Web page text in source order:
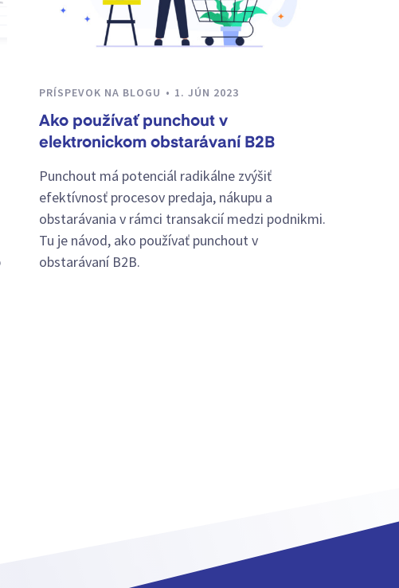
PRÍSPEVOK NA BLOGU 1. JÚN 2023
Ako používať punchout v
elektronickom obstarávaní B2B
Punchout má potenciál radikálne zvýšiť
efektívnosť procesov predaja, nákupu a
obstarávania v rámci transakcií medzi podnikmi.
Tu je návod, ako používať punchout v
obstarávaní B2B.